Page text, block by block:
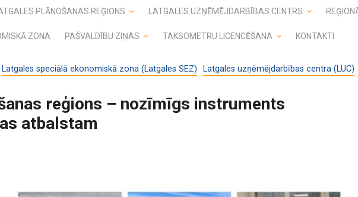
PLĀNOŠANAS REĢIONS LATGALES UZŅĒMĒJDARBĪBAS CENTRS
ZONA PAŠVALDĪBU ZIŅAS TAKSOMETRU LICENCĒŠANA KONTAKTI
Latgales speciālā ekonomiskā zona (Latgales SEZ)
Latgales uzņēmējdarbības centra (LUC)
reģions – nozīmīgs instruments
atbalstam